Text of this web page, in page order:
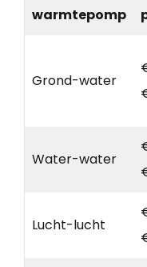
warmtepomp
Grond-water
Water-water
Lucht-lucht